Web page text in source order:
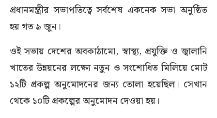
প্রধানমন্ত্রীর সভাপতিত্বে সর্বশেষ একনেক সভা অনুষ্ঠিত
হয় গত ৯ জুন।
ওই সভায় দেশের অবকাঠামো, স্বাস্থ্য, প্রযুক্তি ও জ্বালানি
খাতের উন্নয়নের লক্ষ্যে নতুন ও সংশোধিত মিলিয়ে মোট
১২টি প্রকল্প অনুমোদনের জন্য তোলা হয়েছিল। সেখান
থেকে ১০টি প্রকল্পের অনুমোদন দেওয়া হয়।